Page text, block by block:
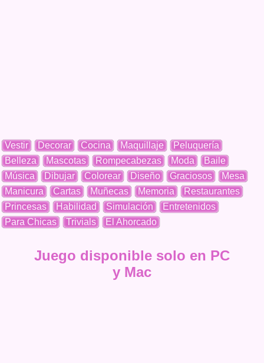
Vestir Decorar Cocina Maquillaje
Peluquería
Belleza
Mascotas Rompecabezas Moda
Baile
Música
Dibujar Colorear Diseño Graciosos
Mesa
Manicura
Cartas Muñecas Memoria
Restaurantes
Princesas
Habilidad Simulación
Entretenidos
Para Chicas
Trivials El Ahorcado
Juego disponible solo en PC
y Mac